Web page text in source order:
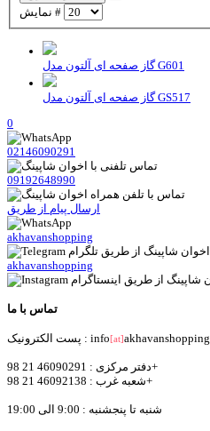
نمایش #
گاز صفحه ای آلتون مدل G601
گاز صفحه ای آلتون مدل GS517
0
02146090291
09192648990
ارسال پیام از طریق
akhavanshopping
akhavanshopping
تماس با ما
پست الکترونیک : info[at]akhavanshopping
دفتر مرکزی : 46090291 21 98+
شعبه غرب : 46092138 21 98+
شنبه تا پنجشنبه : 9:00 الی 19:00